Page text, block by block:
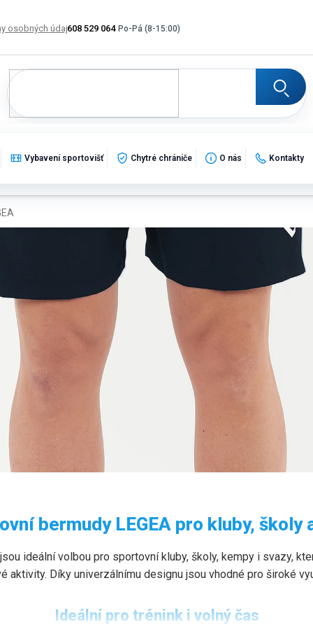
608 529 064
osobných údajov Výmena, vrátenie a reklamácia tovaru
Vybavení sportovišť Chytré chrániče O nás Kontakty
i týmové využití.
bermudy LEGEA pro kluby, školy
jsou ideální volbou pro sportovní kluby, školy, kempy i svazy,
aktivity. Díky univerzálnímu designu jsou vhodné pro široké
Ideální pro trénink i volný čas